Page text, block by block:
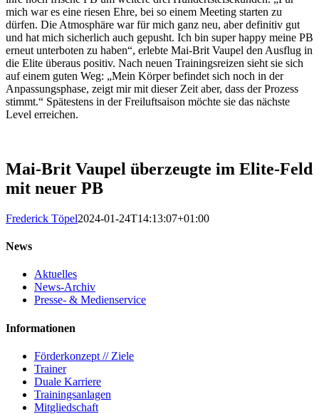
mich war es eine riesen Ehre, bei so einem Meeting starten zu
dürfen. Die Atmosphäre war für mich ganz neu, aber definitiv gut
und hat mich sicherlich auch gepusht. Ich bin super happy meine PB
erneut unterboten zu haben“, erlebte Mai-Brit Vaupel den Ausflug in
die Elite überaus positiv. Nach neuen Trainingsreizen sieht sie sich
auf einem guten Weg: „Mein Körper befindet sich noch in der
Anpassungsphase, zeigt mir mit dieser Zeit aber, dass der Prozess
stimmt.“ Spätestens in der Freiluftsaison möchte sie das nächste
Level erreichen.
Mai-Brit Vaupel überzeugte im Elite-Feld
mit neuer PB
Frederick Töpel2024-01-24T14:13:07+01:00
News
Aktuelles
News-Archiv
Presse- & Medienservice
Informationen
Förderkonzept // Ziele
Trainer
Duale Karriere
Trainingsanlagen
Mitgliedschaft